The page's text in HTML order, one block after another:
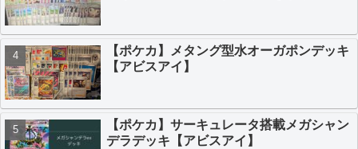
【ポケカ】メタング型水オーガポンデッキ
【アビスアイ】
【ポケカ】サーキュレータ搭載メガシャン
デラデッキ【アビスアイ】